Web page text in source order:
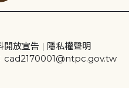
開放宣告 | 隱私權聲明
cad2170001@ntpc.gov.tw